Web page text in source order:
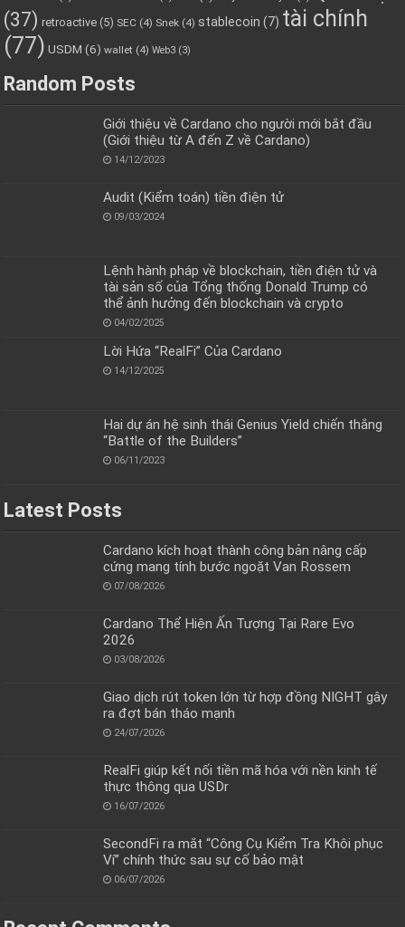
(37) retroactive (5) SEC (4) Snek (4) stablecoin (7) tài chính
(77) USDM (6) wallet (4) Web3 (3)
Random Posts
Giới thiệu về Cardano cho người mới bắt đầu
(Giới thiệu từ A đến Z về Cardano)
14/12/2023
Audit (Kiểm toán) tiền điện tử
09/03/2024
Lệnh hành pháp về blockchain, tiền điện tử và
tài sản số của Tổng thống Donald Trump có
thể ảnh hưởng đến blockchain và crypto
04/02/2025
Lời Hứa “RealFi” Của Cardano
14/12/2025
Hai dự án hệ sinh thái Genius Yield chiến thắng
“Battle of the Builders”
06/11/2023
Latest Posts
Cardano kích hoạt thành công bản nâng cấp
cứng mang tính bước ngoặt Van Rossem
07/08/2026
Cardano Thể Hiện Ấn Tượng Tại Rare Evo
2026
03/08/2026
Giao dịch rút token lớn từ hợp đồng NIGHT gây
ra đợt bán tháo mạnh
24/07/2026
RealFi giúp kết nối tiền mã hóa với nền kinh tế
thực thông qua USDr
16/07/2026
SecondFi ra mắt “Công Cụ Kiểm Tra Khôi phục
Ví” chính thức sau sự cố bảo mật
06/07/2026